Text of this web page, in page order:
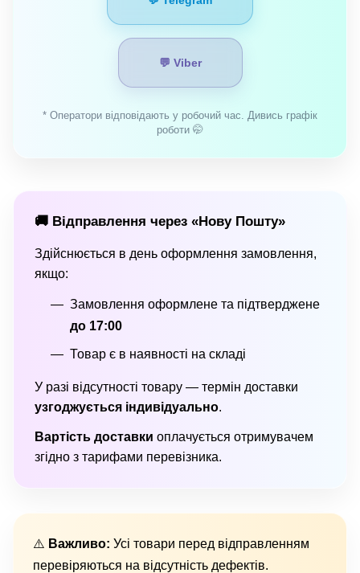
💬 Viber
* Оператори відповідають у робочий час. Дивись графік
роботи 🤭
🚚 Відправлення через «Нову Пошту»
Здійснюється в день оформлення замовлення,
якщо:
Замовлення оформлене та підтверджене
до 17:00
Товар є в наявності на складі
У разі відсутності товару — термін доставки
узгоджується індивідуально.
Вартість доставки оплачується отримувачем
згідно з тарифами перевізника.
⚠️ Важливо: Усі товари перед відправленням
перевіряються на відсутність дефектів.